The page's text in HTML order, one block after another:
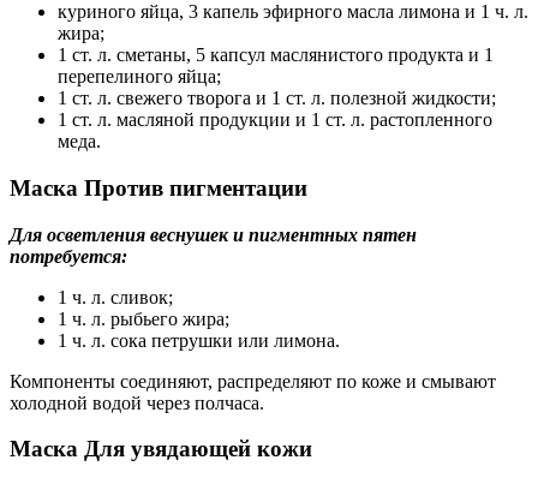
куриного яйца, 3 капель эфирного масла лимона и 1 ч. л.
жира;
1 ст. л. сметаны, 5 капсул маслянистого продукта и 1
перепелиного яйца;
1 ст. л. свежего творога и 1 ст. л. полезной жидкости;
1 ст. л. масляной продукции и 1 ст. л. растопленного
меда.
Маска Против пигментации
Для осветления веснушек и пигментных пятен
потребуется:
1 ч. л. сливок;
1 ч. л. рыбьего жира;
1 ч. л. сока петрушки или лимона.
Компоненты соединяют, распределяют по коже и смывают
холодной водой через полчаса.
Маска Для увядающей кожи